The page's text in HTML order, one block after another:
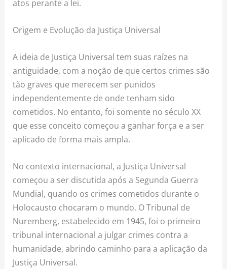
atos perante a lei.
Origem e Evolução da Justiça Universal
A ideia de Justiça Universal tem suas raízes na
antiguidade, com a noção de que certos crimes são
tão graves que merecem ser punidos
independentemente de onde tenham sido
cometidos. No entanto, foi somente no século XX
que esse conceito começou a ganhar força e a ser
aplicado de forma mais ampla.
No contexto internacional, a Justiça Universal
começou a ser discutida após a Segunda Guerra
Mundial, quando os crimes cometidos durante o
Holocausto chocaram o mundo. O Tribunal de
Nuremberg, estabelecido em 1945, foi o primeiro
tribunal internacional a julgar crimes contra a
humanidade, abrindo caminho para a aplicação da
Justiça Universal.